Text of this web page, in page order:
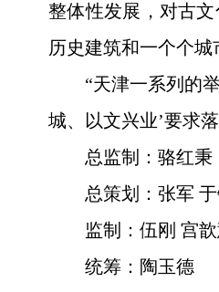
整体性发展，对古
历史建筑和一个个城
“天津一系列的
城、以文兴业’要求
总监制：骆红秉
总策划：张军
监制：伍刚 宫
统筹：陶玉德